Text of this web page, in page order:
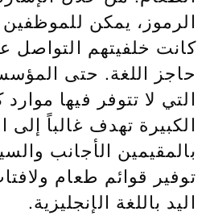
الرموز، يمكن للموظفين
كانت خلفيتهم التواصل
حاجز اللغة. حتى
التي لا تتوفر فيها
الكبيرة تهدف غالباً إلى
بالمقيمين الأجانب
توفير قوائم طعام
اليد باللغة الإنجليزية.